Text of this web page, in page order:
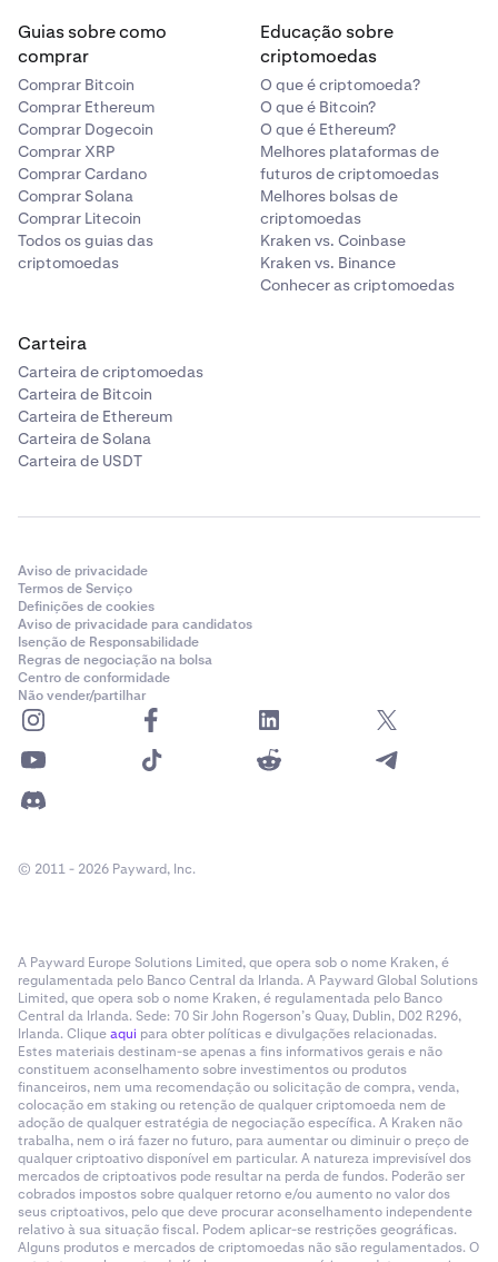
Guias sobre como
comprar
Comprar Bitcoin
Comprar Ethereum
Comprar Dogecoin
Comprar XRP
Comprar Cardano
Comprar Solana
Comprar Litecoin
Todos os guias das
criptomoedas
Educação sobre
criptomoedas
O que é criptomoeda?
O que é Bitcoin?
O que é Ethereum?
Melhores plataformas de
futuros de criptomoedas
Melhores bolsas de
criptomoedas
Kraken vs. Coinbase
Kraken vs. Binance
Conhecer as criptomoedas
Carteira
Carteira de criptomoedas
Carteira de Bitcoin
Carteira de Ethereum
Carteira de Solana
Carteira de USDT
Aviso de privacidade
Termos de Serviço
Definições de cookies
Aviso de privacidade para candidatos
Isenção de Responsabilidade
Regras de negociação na bolsa
Centro de conformidade
Não vender/partilhar
© 2011 - 2026 Payward, Inc.
A Payward Europe Solutions Limited, que opera sob o nome Kraken, é
regulamentada pelo Banco Central da Irlanda. A Payward Global Solutions
Limited, que opera sob o nome Kraken, é regulamentada pelo Banco
Central da Irlanda. Sede: 70 Sir John Rogerson’s Quay, Dublin, D02 R296,
Irlanda. Cliqueaqui para obter políticas e divulgações relacionadas.
Estes materiais destinam-se apenas a fins informativos gerais e não
constituem aconselhamento sobre investimentos ou produtos
financeiros, nem uma recomendação ou solicitação de compra, venda,
colocação em staking ou retenção de qualquer criptomoeda nem de
adoção de qualquer estratégia de negociação específica. A Kraken não
trabalha, nem o irá fazer no futuro, para aumentar ou diminuir o preço de
qualquer criptoativo disponível em particular. A natureza imprevisível dos
mercados de criptoativos pode resultar na perda de fundos. Poderão ser
cobrados impostos sobre qualquer retorno e/ou aumento no valor dos
seus criptoativos, pelo que deve procurar aconselhamento independente
relativo à sua situação fiscal. Podem aplicar-se restrições geográficas.
Alguns produtos e mercados de criptomoedas não são regulamentados. O